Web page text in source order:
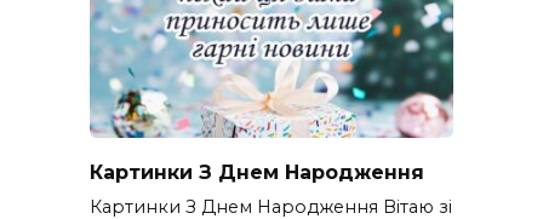
Картинки З Днем Народження
Картинки З Днем Народження Вітаю зі